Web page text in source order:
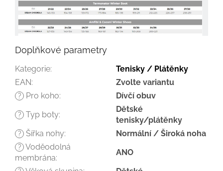
Doplňkové parametry
Kategorie:
Tenisky / Plátěnky
EAN: Zvolte variantu
? Pro koho: Dívčí obuv
? Typ boty:
Dětské
tenisky/plátěnky
? Šířka nohy: Normální / Široká noha
? Voděodolná
membrána:
ANO